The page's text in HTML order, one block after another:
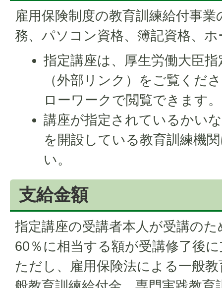
雇用保険制度の教育訓練給付事
務、パソコン資格、簿記資格、
指定講座は、厚生労働大臣
（外部リンク）をご覧くだ
ローワークで閲覧できます。
講座が指定されているかい
を開設している教育訓練機
い。
支給金額
指定講座の受講者本人が受講の
60％に相当する額が受講修了後
ただし、雇用保険法による一般